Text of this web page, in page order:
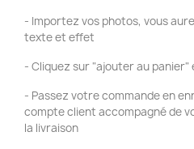
- Importez vos photos, vous
texte et effet
- Cliquez sur "ajouter au
- Passez votre commande en
compte client accompagné de
la livraison